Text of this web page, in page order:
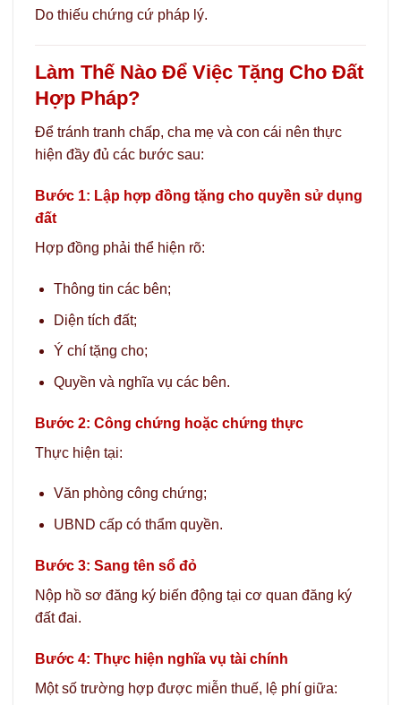
Do thiếu chứng cứ pháp lý.
Làm Thế Nào Để Việc Tặng Cho Đất
Hợp Pháp?
Để tránh tranh chấp, cha mẹ và con cái nên thực
hiện đầy đủ các bước sau:
Bước 1: Lập hợp đồng tặng cho quyền sử dụng
đất
Hợp đồng phải thể hiện rõ:
Thông tin các bên;
Diện tích đất;
Ý chí tặng cho;
Quyền và nghĩa vụ các bên.
Bước 2: Công chứng hoặc chứng thực
Thực hiện tại:
Văn phòng công chứng;
UBND cấp có thẩm quyền.
Bước 3: Sang tên sổ đỏ
Nộp hồ sơ đăng ký biến động tại cơ quan đăng ký
đất đai.
Bước 4: Thực hiện nghĩa vụ tài chính
Một số trường hợp được miễn thuế, lệ phí giữa: